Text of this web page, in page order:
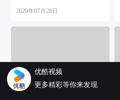
2020年07月28日
新型奈米產品綠能之寶
优酷视频
更多精彩等你来发现